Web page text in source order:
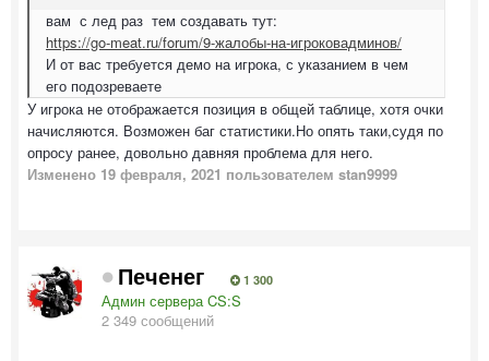
вам с лед раз тем создавать тут:
https://go-meat.ru/forum/9-жалобы-на-игроковадминов/
И от вас требуется демо на игрока, с указанием в чем
его подозреваете
У игрока не отображается позиция в общей таблице, хотя очки
начисляются. Возможен баг статистики.Но опять таки,судя по
опросу ранее, довольно давняя проблема для него.
Изменено 19 февраля, 2021 пользователем stan9999
Печенег 1 300
Админ сервера CS:S
2 349 сообщений